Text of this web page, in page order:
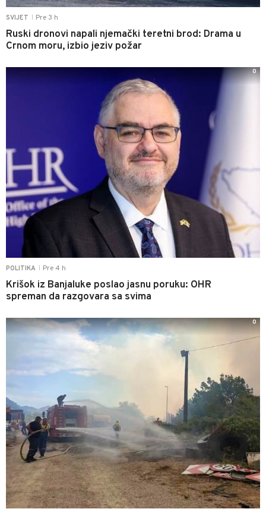
SVIJET Pre 3 h
Ruski dronovi napali njemački teretni brod: Drama u
Crnom moru, izbio jeziv požar
POLITIKA Pre 4 h
Krišok iz Banjaluke poslao jasnu poruku: OHR
spreman da razgovara sa svima
0
0